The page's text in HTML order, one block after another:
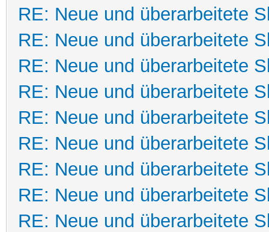
RE: Neue und überarbeitete
RE: Neue und überarbeitete
RE: Neue und überarbeitete
RE: Neue und überarbeitete
RE: Neue und überarbeitete
RE: Neue und überarbeitete
RE: Neue und überarbeitete
RE: Neue und überarbeitete
RE: Neue und überarbeitete